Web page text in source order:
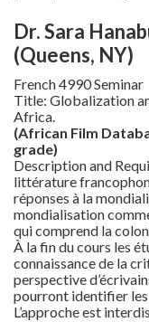
Dr. Sara
(Queens, NY)
French 4990 Seminar
Title: Globalization
Africa.
(African Film
grade)
Description and
littérature
réponses à la
mondialisation
qui comprend la
À la fin du cours les
connaissance de la
perspective
pourront identifier
L’approche est